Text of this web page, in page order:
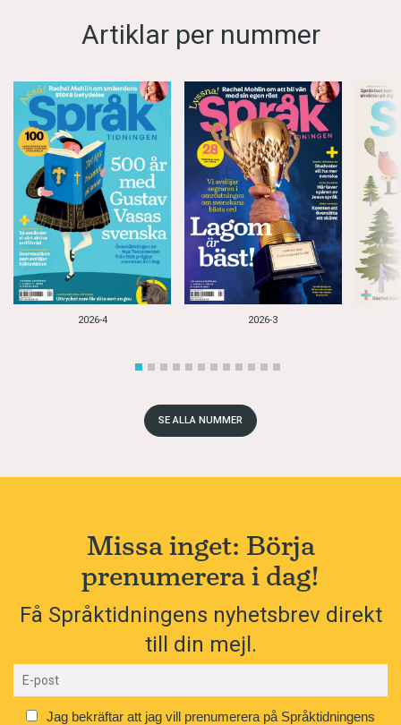
Artiklar per nummer
2026-4 2026-3
SE ALLA NUMMER
Missa inget: Börja
prenumerera i dag!
Få Språktidningens nyhetsbrev direkt
till din mejl.
Jag bekräftar att jag vill prenumerera på Språktidningens